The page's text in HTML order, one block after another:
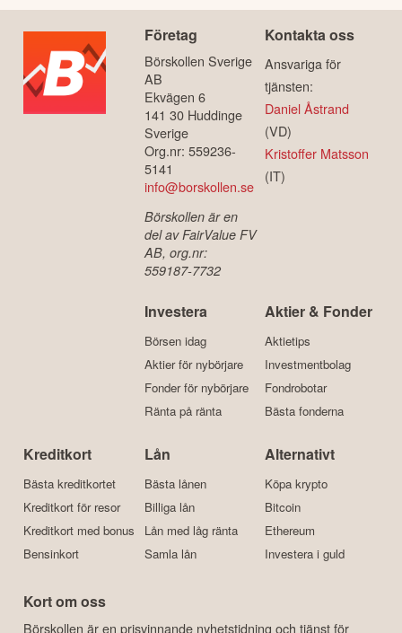
Företag
Börskollen Sverige
AB
Ekvägen 6
141 30 Huddinge
Sverige
Org.nr: 559236-
5141
info@borskollen.se
Börskollen är en
del av FairValue FV
AB, org.nr:
559187-7732
Kontakta oss
Ansvariga för
tjänsten:
Daniel Åstrand
(VD)
Kristoffer Matsson
(IT)
Investera
Börsen idag
Aktier för nybörjare
Fonder för nybörjare
Ränta på ränta
Aktier & Fonder
Aktietips
Investmentbolag
Fondrobotar
Bästa fonderna
Kreditkort
Bästa kreditkortet
Kreditkort för resor
Kreditkort med bonus
Bensinkort
Lån
Bästa lånen
Billiga lån
Lån med låg ränta
Samla lån
Alternativt
Köpa krypto
Bitcoin
Ethereum
Investera i guld
Kort om oss
Börskollen är en prisvinnande nyhetstidning och tjänst för